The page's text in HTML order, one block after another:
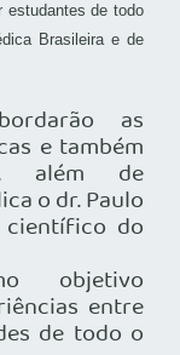
estudantes de todo
Brasileira e de
as
e também
além de
o dr. Paulo
científico do
objetivo
entre
de todo o